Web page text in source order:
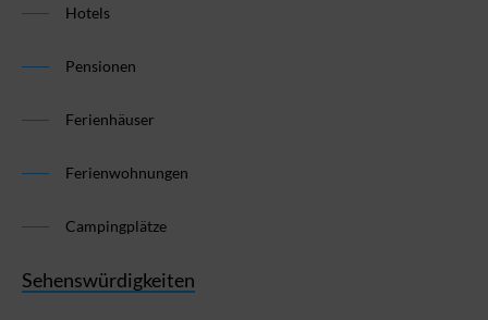
Hotels
Pensionen
Ferienhäuser
Ferienwohnungen
Campingplätze
Sehenswürdigkeiten